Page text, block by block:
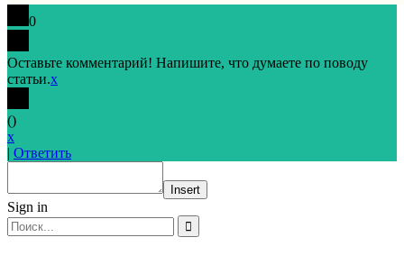
0
Оставьте комментарий! Напишите, что думаете по поводу
статьи.x
()
x
| Ответить
Insert
Sign in